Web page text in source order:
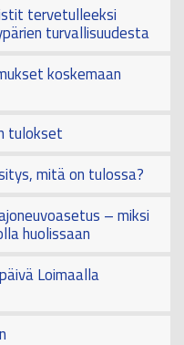
tervetulleeksi
turvallisuudesta
koskemaan
tulokset
mitä on tulossa?
– miksi
huolissaan
Loimaalla